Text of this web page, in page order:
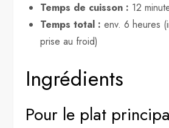
Temps de cuisson : 12
Temps total : env. 6 heures
prise au froid)
Ingrédients
Pour le plat